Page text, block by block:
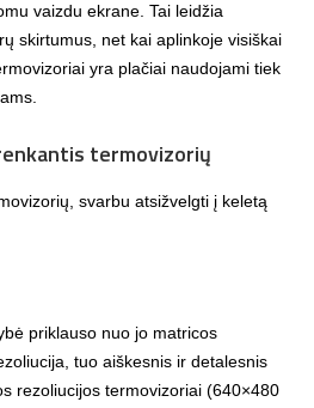
vaizdu ekrane. Tai leidžia
skirtumus, net kai aplinkoje visiškai
yra plačiai naudojami tiek
termovizorių
svarbu atsižvelgti į keletą
priklauso nuo jo matricos
tuo aiškesnis ir detalesnis
rezoliucijos termovizoriai (640×480